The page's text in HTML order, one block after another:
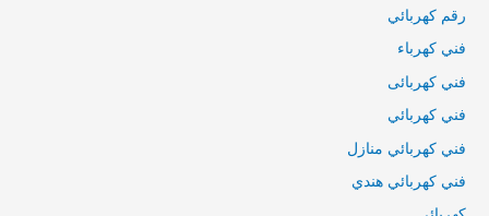
رقم كهربائي
فني كهرباء
فني كهربائى
فني كهربائي
فني كهربائي منازل
فني كهربائي هندي